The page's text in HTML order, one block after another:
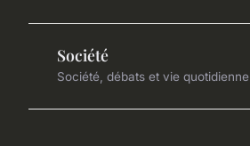
Société
Société, débats et vie quotidienne